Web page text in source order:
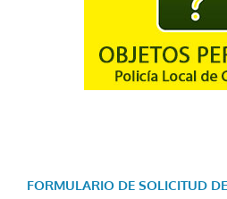
FORMULARIO DE SOLICITUD